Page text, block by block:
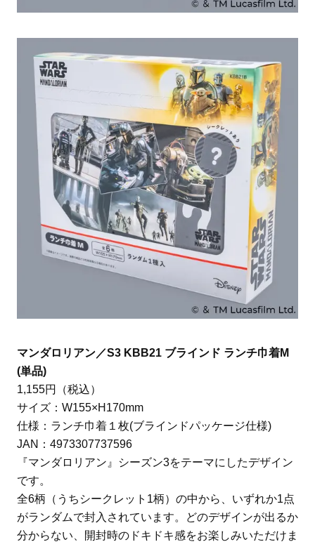
マンダロリアン／S3 KBB21 ブラインド ランチ巾着M
(単品)
1,155円（税込）
サイズ：W155×H170mm
仕様：ランチ巾着１枚(ブラインドパッケージ仕様)
JAN：4973307737596
『マンダロリアン』シーズン3をテーマにしたデザイン
です。
全6柄（うちシークレット1柄）の中から、いずれか1点
がランダムで封入されています。どのデザインが出るか
分からない、開封時のドキドキ感をお楽しみいただけま